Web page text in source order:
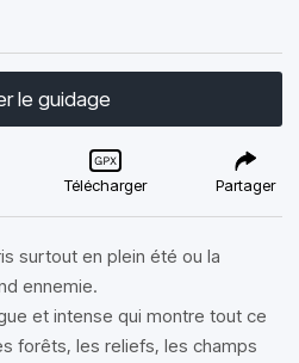
le guidage
Télécharger Partager
surtout en plein été ou la
ennemie.
et intense qui montre tout ce
forêts, les reliefs, les champs